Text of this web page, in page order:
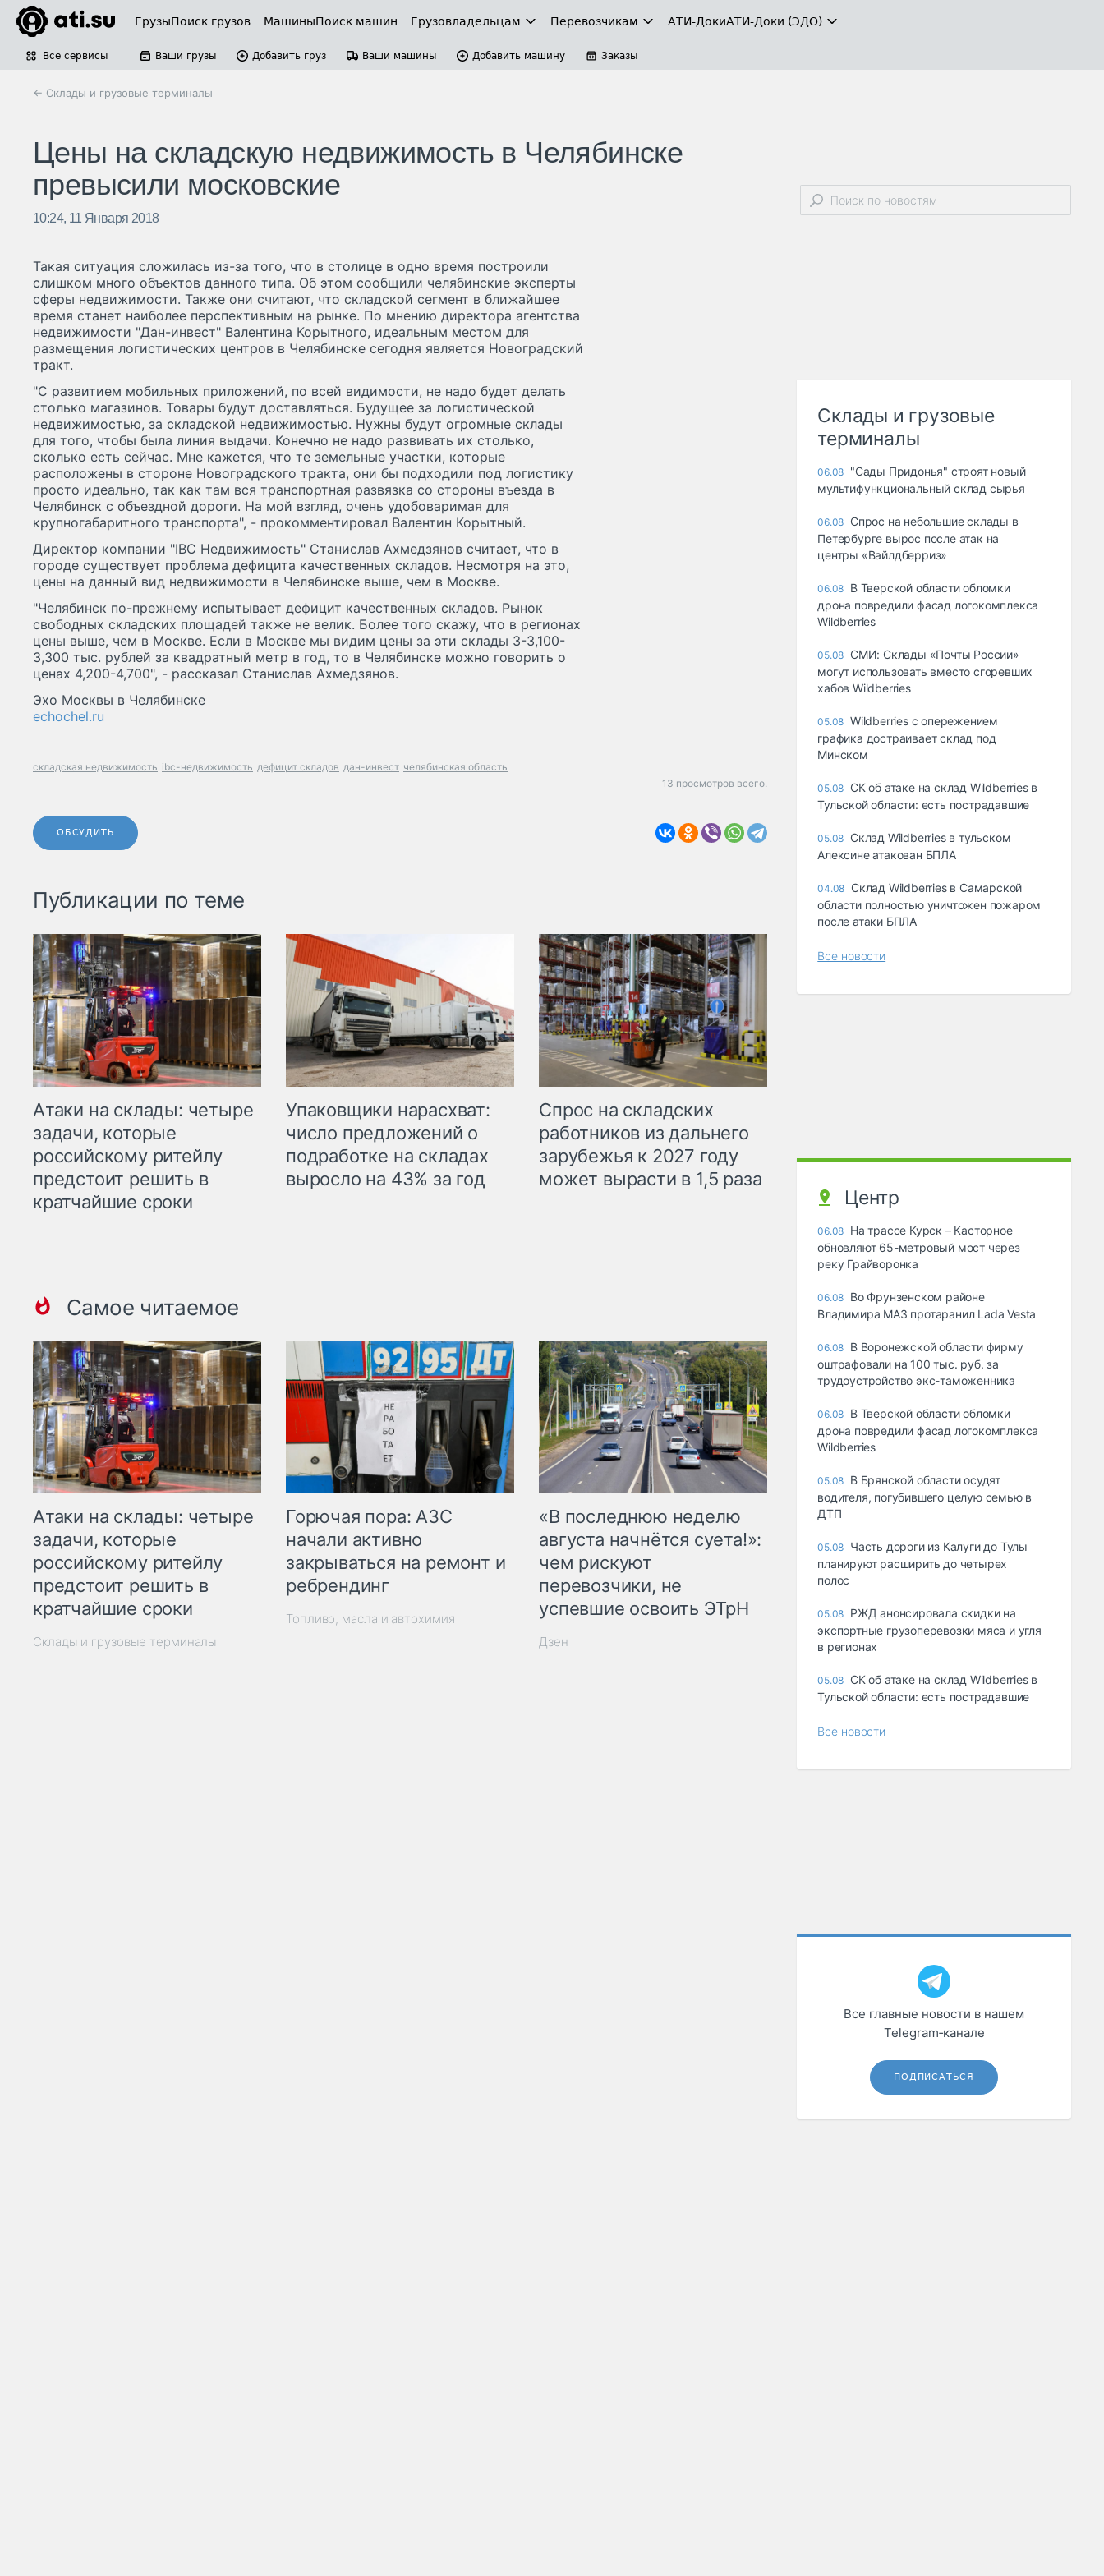
ГрузыПоиск грузов МашиныПоиск машин Грузовладельцам Перевозчикам АТИ-ДокиАТИ-Доки (ЭДО)
Все сервисы Ваши грузы Добавить груз Ваши машины Добавить машину Заказы
← Склады и грузовые терминалы
Цены на складскую недвижимость в Челябинске
превысили московские
10:24, 11 Января 2018
Такая ситуация сложилась из-за того, что в столице в одно время построили
слишком много объектов данного типа. Об этом сообщили челябинские эксперты
сферы недвижимости. Также они считают, что складской сегмент в ближайшее
время станет наиболее перспективным на рынке. По мнению директора агентства
недвижимости "Дан-инвест" Валентина Корытного, идеальным местом для
размещения логистических центров в Челябинске сегодня является Новоградский
тракт.
"С развитием мобильных приложений, по всей видимости, не надо будет делать
столько магазинов. Товары будут доставляться. Будущее за логистической
недвижимостью, за складской недвижимостью. Нужны будут огромные склады
для того, чтобы была линия выдачи. Конечно не надо развивать их столько,
сколько есть сейчас. Мне кажется, что те земельные участки, которые
расположены в стороне Новоградского тракта, они бы подходили под логистику
просто идеально, так как там вся транспортная развязка со стороны въезда в
Челябинск с объездной дороги. На мой взгляд, очень удобоваримая для
крупногабаритного транспорта", - прокомментировал Валентин Корытный.
Директор компании "IBC Недвижимость" Станислав Ахмедзянов считает, что в
городе существует проблема дефицита качественных складов. Несмотря на это,
цены на данный вид недвижимости в Челябинске выше, чем в Москве.
"Челябинск по-прежнему испытывает дефицит качественных складов. Рынок
свободных складских площадей также не велик. Более того скажу, что в регионах
цены выше, чем в Москве. Если в Москве мы видим цены за эти склады 3-3,100-
3,300 тыс. рублей за квадратный метр в год, то в Челябинске можно говорить о
ценах 4,200-4,700", - рассказал Станислав Ахмедзянов.
Эхо Москвы в Челябинске
echochel.ru
складская недвижимость ibc-недвижимость дефицит складов дан-инвест челябинская область
13 просмотров всего.
ОБСУДИТЬ
Публикации по теме
Атаки на склады: четыре
задачи, которые
российскому ритейлу
предстоит решить в
кратчайшие сроки
Упаковщики нарасхват:
число предложений о
подработке на складах
выросло на 43% за год
Спрос на складских
работников из дальнего
зарубежья к 2027 году
может вырасти в 1,5 раза
Самое читаемое
Атаки на склады: четыре
задачи, которые
российскому ритейлу
предстоит решить в
кратчайшие сроки
Склады и грузовые терминалы
Горючая пора: АЗС
начали активно
закрываться на ремонт и
ребрендинг
Топливо, масла и автохимия
«В последнюю неделю
августа начнётся суета!»:
чем рискуют
перевозчики, не
успевшие освоить ЭТрН
Дзен
Склады и грузовые
терминалы
06.08 "Сады Придонья" строят новый
мультифункциональный склад сырья
06.08 Спрос на небольшие склады в
Петербурге вырос после атак на
центры «Вайлдберриз»
06.08 В Тверской области обломки
дрона повредили фасад логокомплекса
Wildberries
05.08 СМИ: Склады «Почты России»
могут использовать вместо сгоревших
хабов Wildberries
05.08 Wildberries с опережением
графика достраивает склад под
Минском
05.08 СК об атаке на склад Wildberries в
Тульской области: есть пострадавшие
05.08 Склад Wildberries в тульском
Алексине атакован БПЛА
04.08 Склад Wildberries в Самарской
области полностью уничтожен пожаром
после атаки БПЛА
Все новости
Центр
06.08 На трассе Курск – Касторное
обновляют 65-метровый мост через
реку Грайворонка
06.08 Во Фрунзенском районе
Владимира МАЗ протаранил Lada Vesta
06.08 В Воронежской области фирму
оштрафовали на 100 тыс. руб. за
трудоустройство экс-таможенника
06.08 В Тверской области обломки
дрона повредили фасад логокомплекса
Wildberries
05.08 В Брянской области осудят
водителя, погубившего целую семью в
ДТП
05.08 Часть дороги из Калуги до Тулы
планируют расширить до четырех
полос
05.08 РЖД анонсировала скидки на
экспортные грузоперевозки мяса и угля
в регионах
05.08 СК об атаке на склад Wildberries в
Тульской области: есть пострадавшие
Все новости
Все главные новости в нашем
Telegram‑канале
ПОДПИСАТЬСЯ